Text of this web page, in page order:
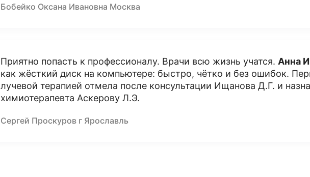
Бобейко Оксана Ивановна Москва
Приятно попасть к профессионалу. Врачи всю жизнь учатся. Анна
как жёсткий диск на компьютере: быстро, чётко и без ошибок.
лучевой терапией отмела после консультации Ищанова Д.Г. и
химиотерапевта Аскерову Л.Э.
Сергей Проскуров г Ярославль